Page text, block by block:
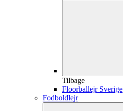
Tilbage
Floorballejr Sverige
Fodboldlejr